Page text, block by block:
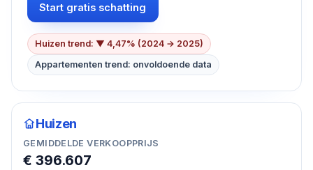
Start gratis schatting
Huizen trend: ▼ 4,47% (2024 → 2025)
Appartementen trend: onvoldoende data
Huizen
GEMIDDELDE VERKOOPPRIJS
€ 396.607